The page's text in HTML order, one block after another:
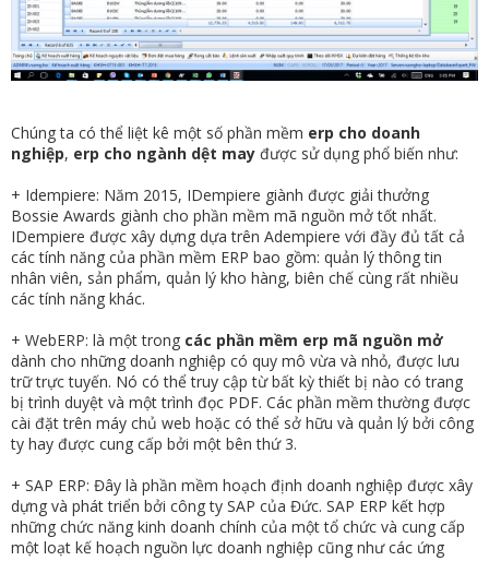
Chúng ta có thể liệt kê một số phần mềm erp cho doanh
nghiệp, erp cho ngành dệt may được sử dụng phổ biến như:
+ Idempiere: Năm 2015, IDempiere giành được giải thưởng
Bossie Awards giành cho phần mềm mã nguồn mở tốt nhất.
IDempiere được xây dựng dựa trên Adempiere với đầy đủ tất cả
các tính năng của phần mềm ERP bao gồm: quản lý thông tin
nhân viên, sản phẩm, quản lý kho hàng, biên chế cùng rất nhiều
các tính năng khác.
+ WebERP: là một trong các phần mềm erp mã nguồn mở
dành cho những doanh nghiệp có quy mô vừa và nhỏ, được lưu
trữ trực tuyến. Nó có thể truy cập từ bất kỳ thiết bị nào có trang
bị trình duyệt và một trình đọc PDF. Các phần mềm thường được
cài đặt trên máy chủ web hoặc có thể sở hữu và quản lý bởi công
ty hay được cung cấp bởi một bên thứ 3.
+ SAP ERP: Đây là phần mềm hoạch định doanh nghiệp được xây
dựng và phát triển bởi công ty SAP của Đức. SAP ERP kết hợp
những chức năng kinh doanh chính của một tổ chức và cung cấp
một loạt kế hoạch nguồn lực doanh nghiệp cũng như các ứng